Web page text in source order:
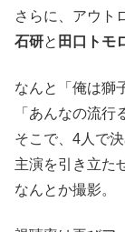
さらに、アウト
石研と 田口トモ
なんと「俺は獅
「あんなの流行
そこで、4人で
主演を引き立た
なんとか撮影。